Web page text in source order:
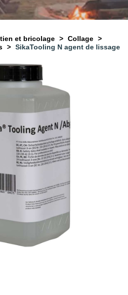
et bricolage
Collage
SikaTooling N agent de lissage